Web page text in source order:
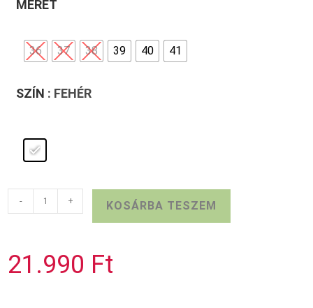
MÉRET
36 37 38 39 40 41
SZÍN : FEHÉR
TAMARIS
- + KOSÁRBA TESZEM
21.990 Ft